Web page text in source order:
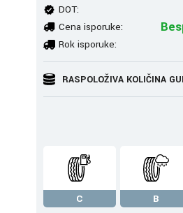
DOT:
Cena isporuke:
Rok isporuke:
RASPOLOŽIVA KOLIČINA
C B